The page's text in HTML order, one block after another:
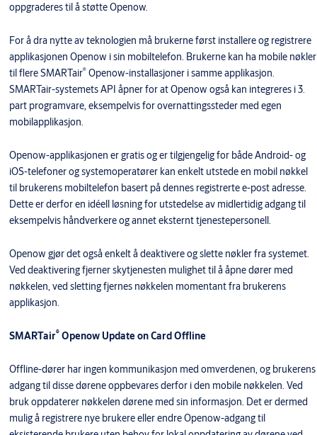
oppgraderes til å støtte Openow.
For å dra nytte av teknologien må brukerne først installere og registrere
applikasjonen Openow i sin mobiltelefon. Brukerne kan ha mobile nøkler
til flere SMARTair®Openow-installasjoner i samme applikasjon.
SMARTair-systemets API åpner for at Openow også kan integreres i 3.
part programvare, eksempelvis for overnattingssteder med egen
mobilapplikasjon.
Openow-applikasjonen er gratis og er tilgjengelig for både Android- og
iOS-telefoner og systemoperatører kan enkelt utstede en mobil nøkkel
til brukerens mobiltelefon basert på dennes registrerte e-post adresse.
Dette er derfor en idéell løsning for utstedelse av midlertidig adgang til
eksempelvis håndverkere og annet eksternt tjenestepersonell.
Openow gjør det også enkelt å deaktivere og slette nøkler fra systemet.
Ved deaktivering fjerner skytjenesten mulighet til å åpne dører med
nøkkelen, ved sletting fjernes nøkkelen momentant fra brukerens
applikasjon.
SMARTair®Openow Update on Card Offline
Offline-dører har ingen kommunikasjon med omverdenen, og brukerens
adgang til disse dørene oppbevares derfor i den mobile nøkkelen. Ved
bruk oppdaterer nøkkelen dørene med sin informasjon. Det er dermed
mulig å registrere nye brukere eller endre Openow-adgang til